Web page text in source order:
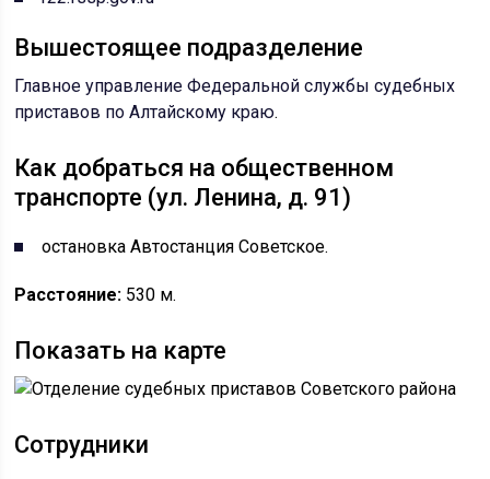
Вышестоящее подразделение
Главное управление Федеральной службы судебных
приставов по Алтайскому краю.
Как добраться на общественном
транспорте (ул. Ленина, д. 91)
остановка Автостанция Советское.
Расстояние: 530 м.
Показать на карте
Сотрудники